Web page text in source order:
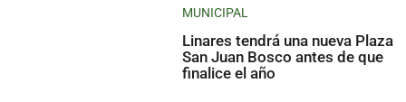
MUNICIPAL
Linares tendrá una nueva Plaza
San Juan Bosco antes de que
finalice el año